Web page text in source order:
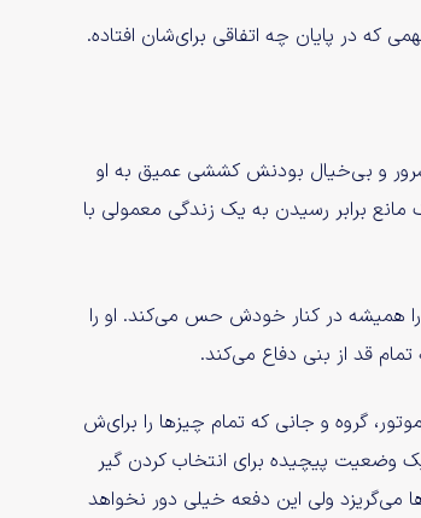
که در پایان چه اتفاقی برای‌شان افتاده.
شرور و بی‌خیال بودنش کششی عمیق به او
مانع برابر رسیدن به یک زندگی معمولی با
را همیشه در کنار خودش حس می‌کند. او را
قد از بنی دفاع می‌کند.
گروه و جانی که تمام چیز‌ها را برای‌ش
وضعیت پیچیده برای انتخاب کردن گیر
می‌گریزد ولی این دفعه خیلی دور نخواهد